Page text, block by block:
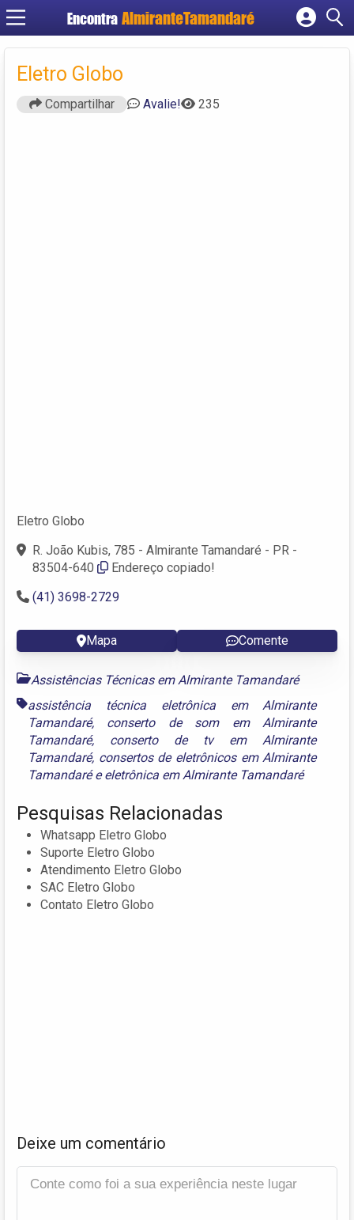
Encontra
Cadastrar empresa
Eletro Globo
Compartilhar Avalie! 235
Eletro Globo
R. João Kubis, 785 - Almirante Tamandaré - PR -
83504-640
Endereço copiado!
(41) 3698-2729
Mapa Comente
Assistências Técnicas em Almirante Tamandaré
assistência técnica eletrônica em Almirante
Tamandaré, conserto de som em Almirante
Tamandaré, conserto de tv em Almirante
Tamandaré, consertos de eletrônicos em Almirante
Tamandaréeeletrônica em Almirante Tamandaré
Pesquisas Relacionadas
Whatsapp Eletro Globo
Suporte Eletro Globo
Atendimento Eletro Globo
SAC Eletro Globo
Contato Eletro Globo
Deixe um comentário